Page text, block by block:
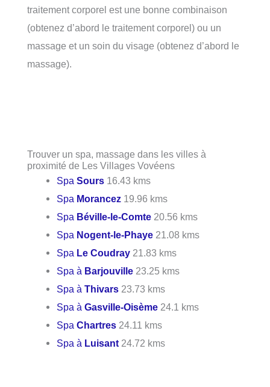
traitement corporel est une bonne combinaison
(obtenez d’abord le traitement corporel) ou un
massage et un soin du visage (obtenez d’abord le
massage).
Trouver un spa, massage dans les villes à
proximité de Les Villages Vovéens
SpaSours 16.43 kms
Spa Morancez 19.96 kms
Spa Béville-le-Comte 20.56 kms
Spa Nogent-le-Phaye 21.08 kms
Spa Le Coudray 21.83 kms
Spa à Barjouville 23.25 kms
Spa àThivars 23.73 kms
Spa àGasville-Oisème 24.1 kms
SpaChartres 24.11 kms
Spa à Luisant 24.72 kms